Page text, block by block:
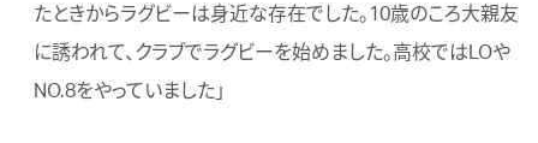
たときからラグビーは身近な存在でした。10歳のころ大親友
に誘われて、クラブでラグビーを始めました。高校ではLOや
NO.8をやっていました」